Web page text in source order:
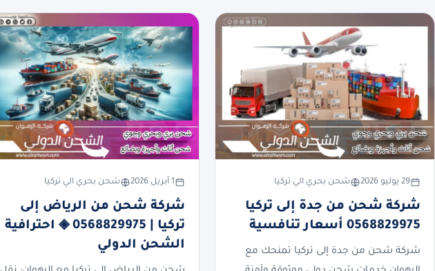
29 يوليو 2026 شحن بحري الي تركيا
شركة شحن من جدة إلى تركيا
0568829975 أسعار تنافسية
شركة شحن من جدة إلى تركيا تمنحك مع
1 أبريل 2026 شحن بحري الي تركيا
شركة شحن من الرياض إلى
تركيا | 0568829975 ◈ احترافية
الشحن الدولي